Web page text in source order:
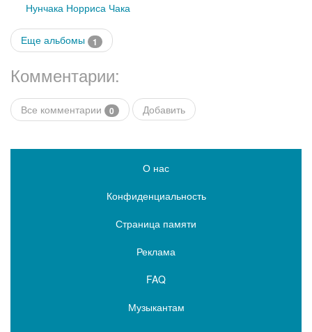
Нунчака Норриса Чака
Еще альбомы 1
Комментарии:
Все комментарии 0 Добавить
О нас
Конфиденциальность
Страница памяти
Реклама
FAQ
Музыкантам